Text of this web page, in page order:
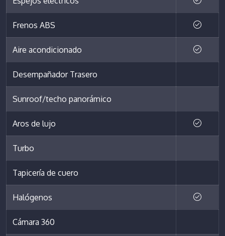
Frenos ABS
Aire acondicionado
Desempañador Trasero
Sunroof/techo panorámico
Aros de lujo
Turbo
Tapicería de cuero
Halógenos
Cámara 360